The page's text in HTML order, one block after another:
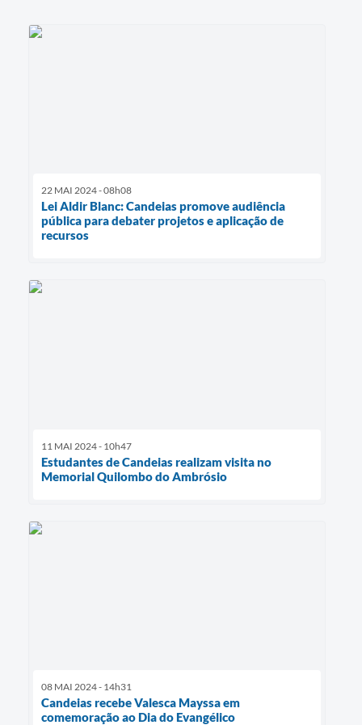
22 MAI 2024 - 08h08
Lei Aldir Blanc: Candeias promove audiência
pública para debater projetos e aplicação de
recursos
11 MAI 2024 - 10h47
Estudantes de Candeias realizam visita no
Memorial Quilombo do Ambrósio
08 MAI 2024 - 14h31
Candeias recebe Valesca Mayssa em
comemoração ao Dia do Evangélico